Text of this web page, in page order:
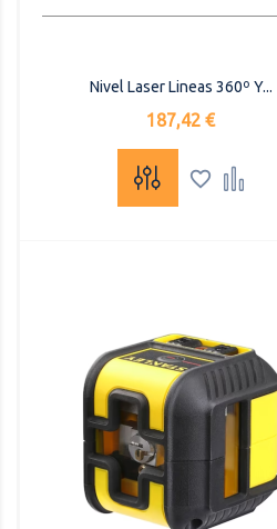
Nivel Laser Lineas 360º Y...
Precio
187,42 €
 